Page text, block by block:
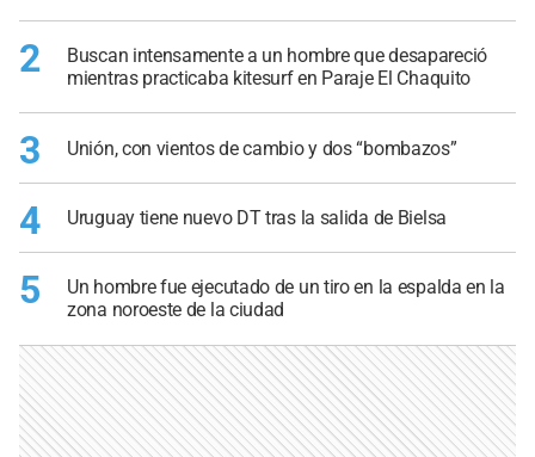
2
Buscan intensamente a un hombre que desapareció
mientras practicaba kitesurf en Paraje El Chaquito
3 Unión, con vientos de cambio y dos “bombazos”
4 Uruguay tiene nuevo DT tras la salida de Bielsa
5
Un hombre fue ejecutado de un tiro en la espalda en la
zona noroeste de la ciudad